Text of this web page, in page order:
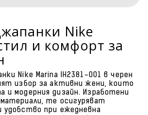
Nike
и комфорт за
Nike Marina IH2381-001 в черен
избор за активни жени, които
и модерния дизайн. Изработени
те осигуряват
удобство при ежедневна